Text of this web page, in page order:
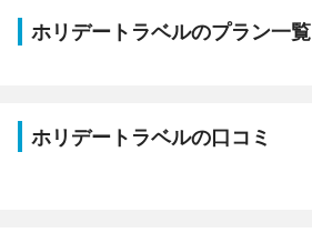
ホリデートラベルのプラン一覧
ホリデートラベルの口コミ